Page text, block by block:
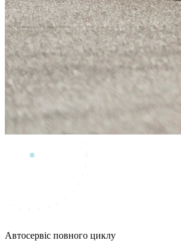
Автосервіс повного циклу